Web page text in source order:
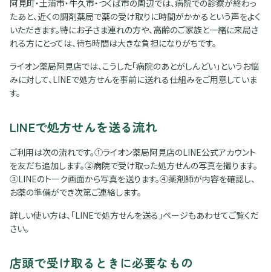
阿見町・土浦市・牛久市・つくば市の周辺では、病院での診察が終わっ
たあと、近くの調剤薬局で薬の受け取りに時間がかかるという声をよく
いただきます。特にお子さま連れの方や、高齢のご家族と一緒に来局さ
れる方にとっては、待ち時間は大きな負担になりがちです。
ライオン薬局阿見店では、こうした「病院のあとがしんどい」というお悩
みに対して、LINEで処方せんを事前に送れる仕組みをご用意していま
す。
LINEで処方せんを送る流れ
ご利用は次の流れです。①ライオン薬局阿見店のLINE公式アカウント
を友だち追加します。②病院で受け取った処方せんの写真を撮ります。
③LINEのトーク画面から写真を送ります。④薬剤師が内容を確認し、
お薬の準備ができ次第ご連絡します。
詳しい使い方は、「LINEで処方せんを送る」ページもあわせてご覧くだ
さい。
店頭で受け取るときに必要なもの